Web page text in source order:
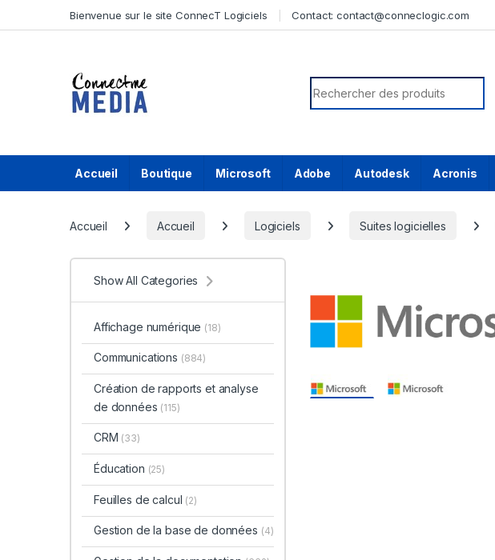
Bienvenue sur le site ConnecT Logiciels Contact:contact@conneclogic.com
Search for:
Accueil Boutique Microsoft Adobe Autodesk Acronis
Accueil Accueil Logiciels Suites logicielles
Show All Categories
Affichage numérique (18)
Communications (884)
Création de rapports et analyse
de données (115)
CRM (33)
Éducation (25)
Feuilles de calcul (2)
Gestion de la base de données (4)